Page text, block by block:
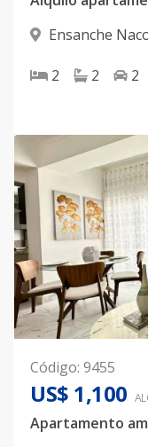
Ensanche
2 2 2
Código: 9455
US$ 1,100
Apartamento